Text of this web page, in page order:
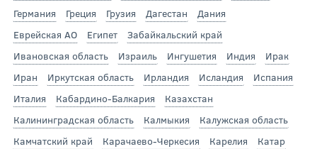
Германия
Греция Грузия Дагестан
Дания
Еврейская АО
Египет
Забайкальский край
Ивановская область
Израиль Ингушетия Индия
Ирак
Иран
Иркутская область Ирландия Исландия
Испания
Италия
Кабардино-Балкария
Казахстан
Калининградская область
Калмыкия
Калужская область
Камчатский край
Карачаево-Черкесия Карелия
Катар